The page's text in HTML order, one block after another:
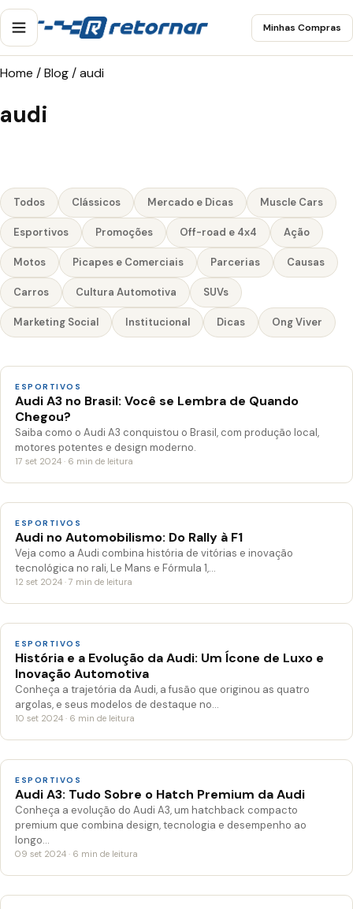
Minhas Compras
Home /Blog/audi
audi
Todos Clássicos Mercado e Dicas Muscle Cars
Esportivos Promoções Off-road e 4x4 Ação
Motos Picapes e Comerciais Parcerias Causas
Carros Cultura Automotiva SUVs
Marketing Social Institucional Dicas Ong Viver
ESPORTIVOS
Audi A3 no Brasil: Você se Lembra de Quando
Chegou?
Saiba como o Audi A3 conquistou o Brasil, com produção local,
motores potentes e design moderno.
17 set 2024 · 6 min de leitura
ESPORTIVOS
Audi no Automobilismo: Do Rally à F1
Veja como a Audi combina história de vitórias e inovação
tecnológica no rali, Le Mans e Fórmula 1,…
12 set 2024 · 7 min de leitura
ESPORTIVOS
História e a Evolução da Audi: Um Ícone de Luxo e
Inovação Automotiva
Conheça a trajetória da Audi, a fusão que originou as quatro
argolas, e seus modelos de destaque no…
10 set 2024 · 6 min de leitura
ESPORTIVOS
Audi A3: Tudo Sobre o Hatch Premium da Audi
Conheça a evolução do Audi A3, um hatchback compacto
premium que combina design, tecnologia e desempenho ao
longo…
09 set 2024 · 6 min de leitura